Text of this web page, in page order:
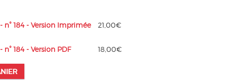
n° 184 - Version Imprimée 21,00€
n° 184 - Version PDF 18,00€